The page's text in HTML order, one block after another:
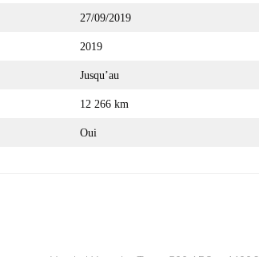
27/09/2019
2019
Jusqu’au
12 266 km
Oui